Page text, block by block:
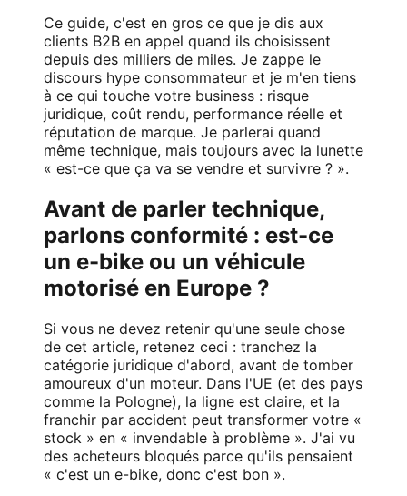
Ce guide, c'est en gros ce que je dis aux
clients B2B en appel quand ils choisissent
depuis des milliers de miles. Je zappe le
discours hype consommateur et je m'en tiens
à ce qui touche votre business : risque
juridique, coût rendu, performance réelle et
réputation de marque. Je parlerai quand
même technique, mais toujours avec la lunette
« est-ce que ça va se vendre et survivre ? ».
Avant de parler technique,
parlons conformité : est-ce
un e-bike ou un véhicule
motorisé en Europe ?
Si vous ne devez retenir qu'une seule chose
de cet article, retenez ceci : tranchez la
catégorie juridique d'abord, avant de tomber
amoureux d'un moteur. Dans l'UE (et des pays
comme la Pologne), la ligne est claire, et la
franchir par accident peut transformer votre «
stock » en « invendable à problème ». J'ai vu
des acheteurs bloqués parce qu'ils pensaient
« c'est un e-bike, donc c'est bon ».